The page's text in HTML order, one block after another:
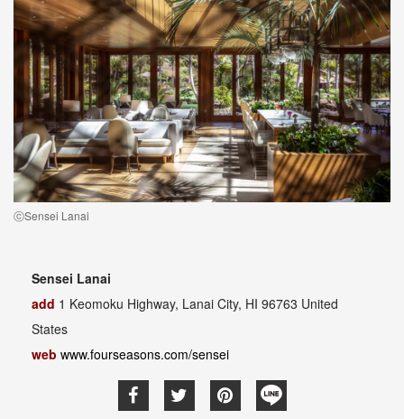
ⓒSensei Lanai
Sensei Lanai
add 1 Keomoku Highway, Lanai City, HI 96763 United
States
web www.fourseasons.com/sensei